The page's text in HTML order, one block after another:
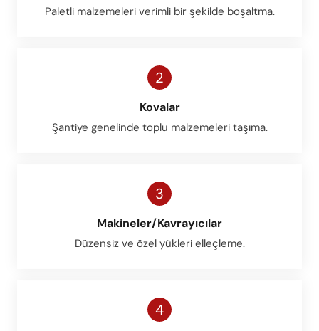
Paletli malzemeleri verimli bir şekilde boşaltma.
2
Kovalar
Şantiye genelinde toplu malzemeleri taşıma.
3
Makineler/Kavrayıcılar
Düzensiz ve özel yükleri elleçleme.
4